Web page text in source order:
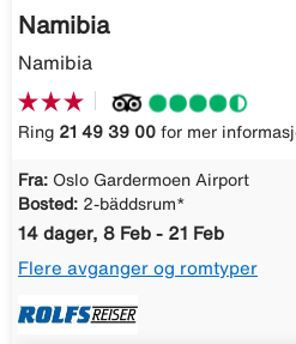
Namibia
Namibia
Ring 21 49 39 00 for mer
Fra: Oslo Gardermoen Airport
Bosted: 2-bäddsrum*
14 dager, 8 Feb - 21 Feb
Flere avganger og romtyper